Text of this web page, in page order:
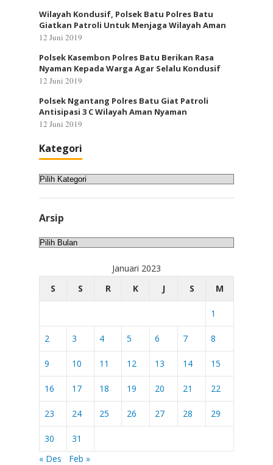
Wilayah Kondusif, Polsek Batu Polres Batu
Giatkan Patroli Untuk Menjaga Wilayah Aman
12 Juni 2019
Polsek Kasembon Polres Batu Berikan Rasa
Nyaman Kepada Warga Agar Selalu Kondusif
12 Juni 2019
Polsek Ngantang Polres Batu Giat Patroli
Antisipasi 3 C Wilayah Aman Nyaman
12 Juni 2019
Kategori
Kategori
Arsip
Arsip
Januari 2023
S
S R K J S M
1
2 3 4 5 6 7 8
9 10 11 12 13 14 15
16 17 18 19 20 21 22
23 24 25 26 27 28 29
30
31
« Des
Feb »